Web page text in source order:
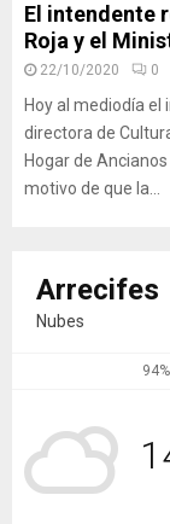
El intendente
Roja y el
22/10/2020 0
Hoy al mediodía
directora de
Hogar de
motivo de que la...
Arrecifes
Nubes
94%